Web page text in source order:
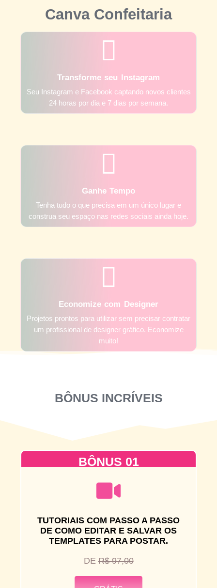
Canva Confeitaria
Transforme seu Instagram
Seu Instagram e Facebook captando novos clientes
24 horas por dia e 7 dias por semana.
Ganhe Tempo
Tenha tudo o que precisa em um único lugar e
construa seu espaço nas redes sociais ainda hoje.
Economize com Designer
Projetos prontos para utilizar sem precisar contratar
um profissional de designer gráfico. Economize
muito!
BÔNUS INCRÍVEIS
BÔNUS 01
TUTORIAIS COM PASSO A PASSO
DE COMO EDITAR E SALVAR OS
TEMPLATES PARA POSTAR.
DER$ 97,00